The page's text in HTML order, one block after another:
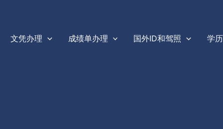
文凭办理 成绩单办理 国外ID和驾照 学